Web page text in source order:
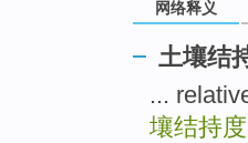
网络释义
土壤结
...
壤结持度